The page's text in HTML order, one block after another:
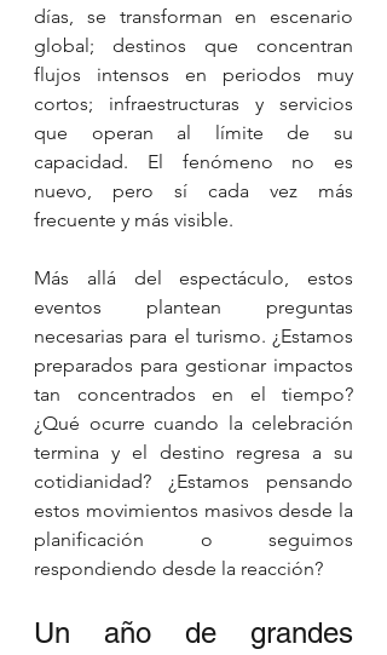
días, se transforman en escenario
global; destinos que concentran
flujos intensos en periodos muy
cortos; infraestructuras y servicios
que operan al límite de su
capacidad. El fenómeno no es
nuevo, pero sí cada vez más
frecuente y más visible.
Más allá del espectáculo, estos
eventos plantean preguntas
necesarias para el turismo. ¿Estamos
preparados para gestionar impactos
tan concentrados en el tiempo?
¿Qué ocurre cuando la celebración
termina y el destino regresa a su
cotidianidad? ¿Estamos pensando
estos movimientos masivos desde la
planificación o seguimos
respondiendo desde la reacción?
Un año de grandes